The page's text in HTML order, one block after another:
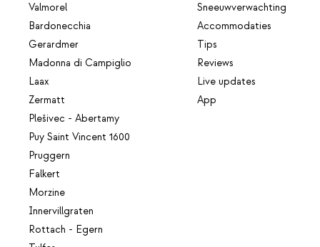
Valmorel
Bardonecchia
Gerardmer
Madonna di Campiglio
Laax
Zermatt
Plešivec - Abertamy
Puy Saint Vincent 1600
Pruggern
Falkert
Morzine
Innervillgraten
Rottach - Egern
Sneeuwverwachting
Accommodaties
Tips
Reviews
Live updates
App